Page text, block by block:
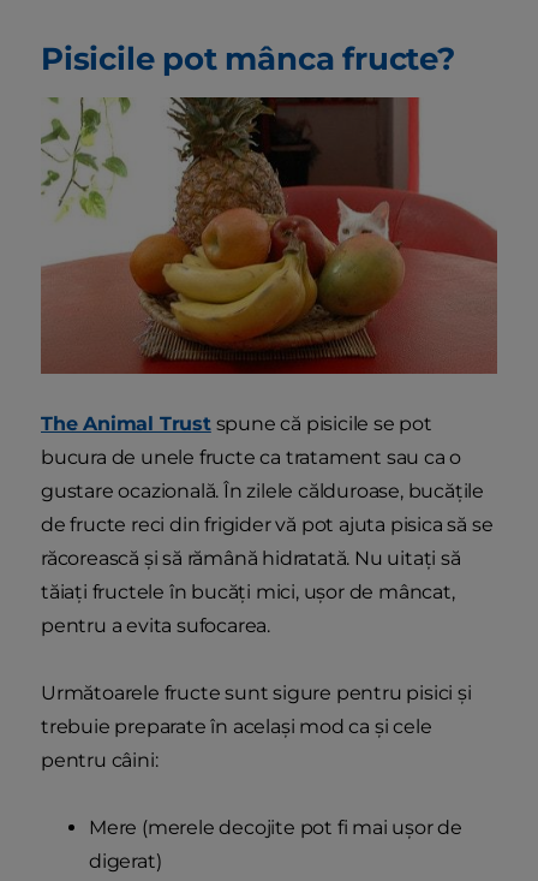
Pisicile pot mânca fructe?
The Animal Trustspune că pisicile se pot
bucura de unele fructe ca tratament sau ca o
gustare ocazională. În zilele călduroase, bucățile
de fructe reci din frigider vă pot ajuta pisica să se
răcorească și să rămână hidratată. Nu uitați să
tăiați fructele în bucăți mici, ușor de mâncat,
pentru a evita sufocarea.
Următoarele fructe sunt sigure pentru pisici și
trebuie preparate în același mod ca și cele
pentru câini:
Mere (merele decojite pot fi mai ușor de
digerat)